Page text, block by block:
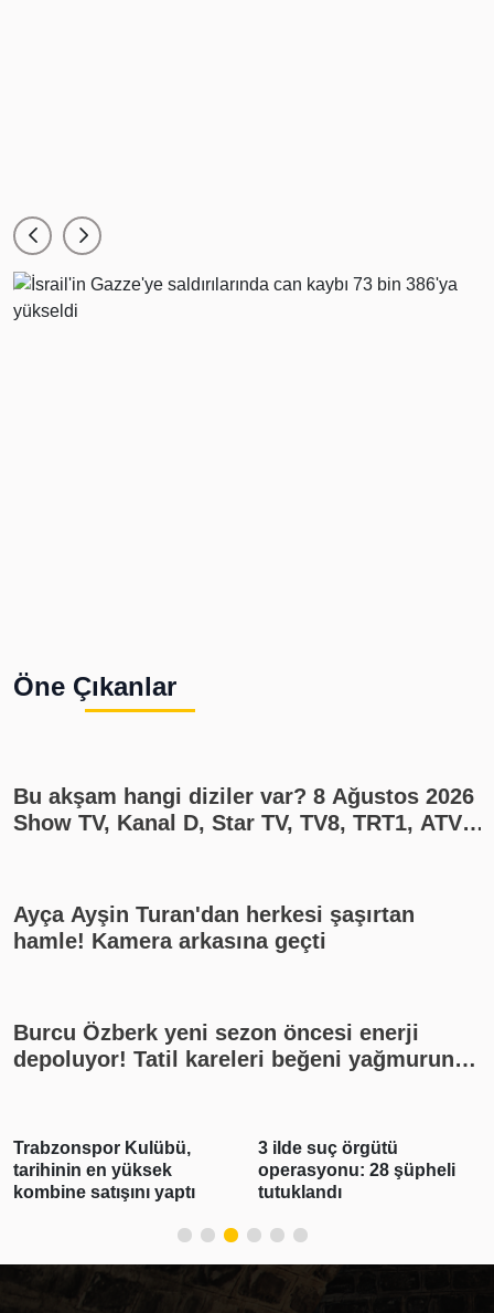
Öne Çıkanlar
Bu akşam hangi diziler var? 8 Ağustos 2026
Show TV, Kanal D, Star TV, TV8, TRT1, ATV
Ayça Ayşin Turan'dan herkesi şaşırtan
hamle! Kamera arkasına geçti
Burcu Özberk yeni sezon öncesi enerji
depoluyor! Tatil kareleri beğeni yağmuruna
3 ilde suç örgütü
operasyonu: 28 şüpheli
tutuklandı
Devrim Özkan basın
toplantısında duygulandı!
Babaannesinin vefatıyla